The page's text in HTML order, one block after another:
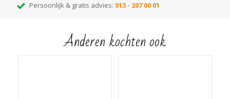
Persoonlijk & gratis advies: 013 - 207 00 01
Anderen kochten ook